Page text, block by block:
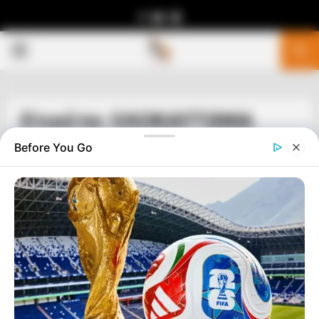
Ετικέτα: ΟΛΟΚΑΥΤΩΜΑ
Before You Go